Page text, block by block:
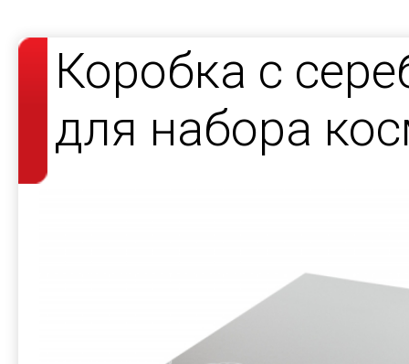
Коробка с
для набора